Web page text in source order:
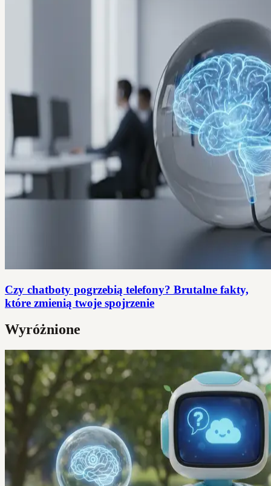
Czy chatboty pogrzebią telefony? Brutalne fakty,
które zmienią twoje spojrzenie
Wyróżnione